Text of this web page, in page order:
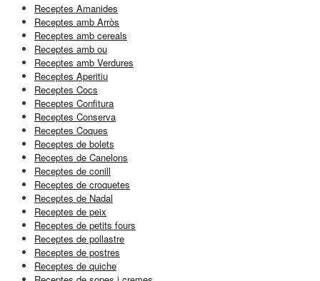
Receptes Amanides
Receptes amb Arròs
Receptes amb cereals
Receptes amb ou
Receptes amb Verdures
Receptes Aperitiu
Receptes Cocs
Receptes Confitura
Receptes Conserva
Receptes Coques
Receptes de bolets
Receptes de Canelons
Receptes de conill
Receptes de croquetes
Receptes de Nadal
Receptes de peix
Receptes de petits fours
Receptes de pollastre
Receptes de postres
Receptes de quiche